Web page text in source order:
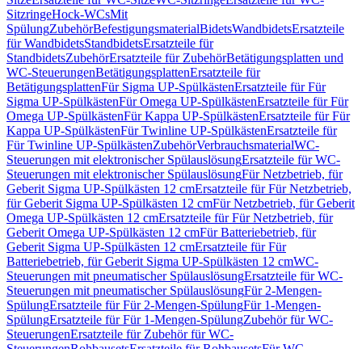
SitzringeHock-WCsMit
SpülungZubehörBefestigungsmaterialBidetsWandbidetsErsatzteile
für WandbidetsStandbidetsErsatzteile für
StandbidetsZubehörErsatzteile für ZubehörBetätigungsplatten und
WC-SteuerungenBetätigungsplattenErsatzteile für
BetätigungsplattenFür Sigma UP-SpülkästenErsatzteile für Für
Sigma UP-SpülkästenFür Omega UP-SpülkästenErsatzteile für Für
Omega UP-SpülkästenFür Kappa UP-SpülkästenErsatzteile für Für
Kappa UP-SpülkästenFür Twinline UP-SpülkästenErsatzteile für
Für Twinline UP-SpülkästenZubehörVerbrauchsmaterialWC-
Steuerungen mit elektronischer SpülauslösungErsatzteile für WC-
Steuerungen mit elektronischer SpülauslösungFür Netzbetrieb, für
Geberit Sigma UP-Spülkästen 12 cmErsatzteile für Für Netzbetrieb,
für Geberit Sigma UP-Spülkästen 12 cmFür Netzbetrieb, für Geberit
Omega UP-Spülkästen 12 cmErsatzteile für Für Netzbetrieb, für
Geberit Omega UP-Spülkästen 12 cmFür Batteriebetrieb, für
Geberit Sigma UP-Spülkästen 12 cmErsatzteile für Für
Batteriebetrieb, für Geberit Sigma UP-Spülkästen 12 cmWC-
Steuerungen mit pneumatischer SpülauslösungErsatzteile für WC-
Steuerungen mit pneumatischer SpülauslösungFür 2-Mengen-
SpülungErsatzteile für Für 2-Mengen-SpülungFür 1-Mengen-
SpülungErsatzteile für Für 1-Mengen-SpülungZubehör für WC-
SteuerungenErsatzteile für Zubehör für WC-